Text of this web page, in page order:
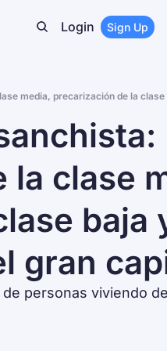
Login Sign Up
clase
baja
gran
personas viviendo